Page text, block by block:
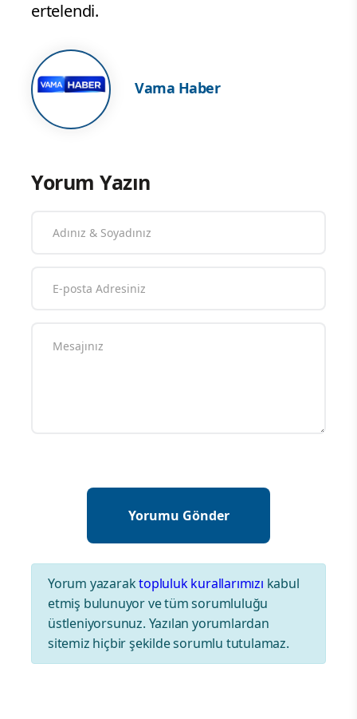
ertelendi.
Vama Haber
Yorum Yazın
Yorum yazaraktopluluk kurallarımızı kabul
etmiş bulunuyor ve tüm sorumluluğu
üstleniyorsunuz. Yazılan yorumlardan
sitemiz hiçbir şekilde sorumlu tutulamaz.